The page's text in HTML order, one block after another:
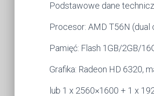
Podstawowe dane
Procesor: AMD T56N (dual
Pamięć: Flash 1GB/2GB/
Grafika: Radeon HD 6320,
lub 1 x 2560×1600 + 1 x